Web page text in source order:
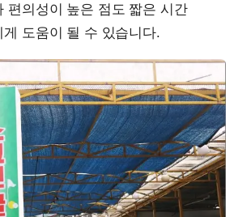
편의성이 높은 점도 짧은 시간
도움이 될 수 있습니다.